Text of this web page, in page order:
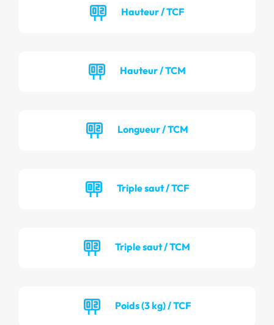
Hauteur / TCF
Hauteur / TCM
Longueur / TCM
Triple saut / TCF
Triple saut / TCM
Poids (3 kg) / TCF